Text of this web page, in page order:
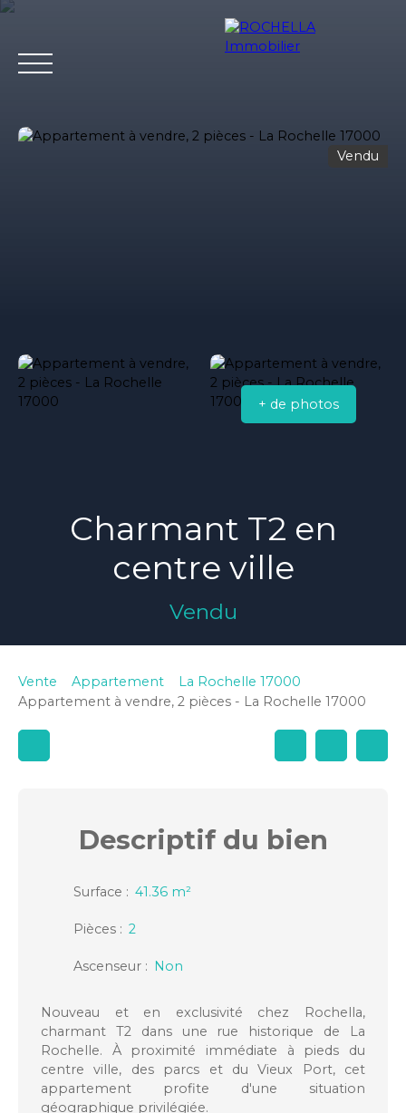
Estimation
Vendu
+ de photos
Charmant T2 en
centre ville
Vendu
Vente Appartement
La Rochelle 17000
Appartement à vendre, 2 pièces - La Rochelle 17000
Descriptifdu bien
Surface : 41.36 m²
Pièces : 2
Ascenseur : Non
Nouveau et en exclusivité chez Rochella,
charmant T2 dans une rue historique de La
Rochelle. À proximité immédiate à pieds du
centre ville, des parcs et du Vieux Port, cet
appartement profite d'une situation
géographique privilégiée.